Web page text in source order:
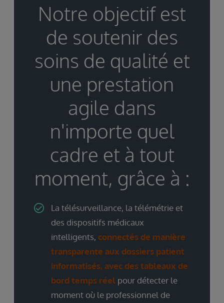
Notre objectif est
de soutenir des
soins de qualité et
une prestation
agile dans
n'importe quel
cadre et à tout
moment, grâce à :
La télésurveillance, la télémétrie et
des dispositifs médicaux
intelligents, connectés de manière
transparente aux dossiers patient
informatisés, avec des tableaux de
bord temps réel pour détecter le
moment où le professionnel de